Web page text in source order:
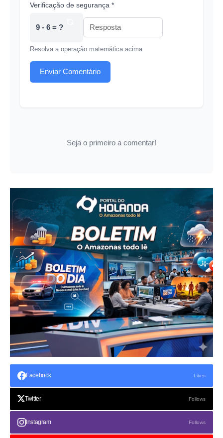
Verificação de segurança *
9 - 6 = ?
Resolva a operação matemática acima
Enviar Comentário
Seja o primeiro a comentar!
Facebook Likes
Twitter Follows
Instagram Follows